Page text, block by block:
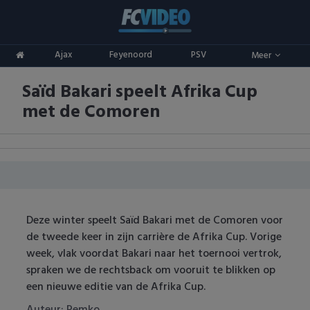
Ajax Feyenoord PSV Meer
ADO Den Haag
Ajax
FC Twente
FC Utrecht
Feyenoord
Competities
Eredivisie
Vrouwenvoetbal
Champions League
Europa League
Oranje
Saïd Bakari speelt Afrika Cup
met de Comoren
Deze winter speelt Saïd Bakari met de Comoren voor
de tweede keer in zijn carrière de Afrika Cup. Vorige
week, vlak voordat Bakari naar het toernooi vertrok,
spraken we de rechtsback om vooruit te blikken op
een nieuwe editie van de Afrika Cup.